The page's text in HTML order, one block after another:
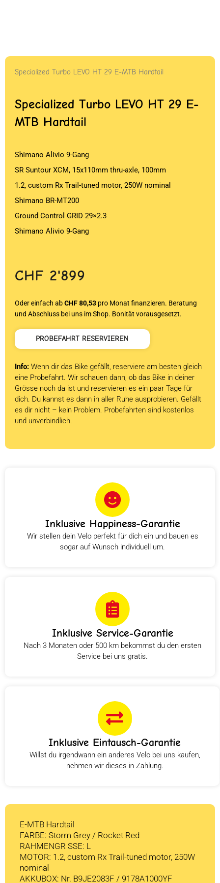
Specialized Turbo LEVO HT 29 E-MTB Hardtail
Specialized Turbo LEVO HT 29 E-
MTB Hardtail
Shimano Alivio 9-Gang
SR Suntour XCM, 15x110mm thru-axle, 100mm
1.2, custom Rx Trail-tuned motor, 250W nominal
Shimano BR-MT200
Ground Control GRID 29×2.3
Shimano Alivio 9-Gang
CHF 2'899
Oder einfach abCHF 80,53 pro Monat finanzieren. Beratung
und Abschluss bei uns im Shop. Bonität vorausgesetzt.
PROBEFAHRT RESERVIEREN
Info: Wenn dir das Bike gefällt, reserviere am besten gleich
eine Probefahrt. Wir schauen dann, ob das Bike in deiner
Grösse noch da ist und reservieren es ein paar Tage für
dich. Du kannst es dann in aller Ruhe ausprobieren. Gefällt
es dir nicht – kein Problem. Probefahrten sind kostenlos
und unverbindlich.
Inklusive Happiness-Garantie
Wir stellen dein Velo perfekt für dich ein und bauen es
sogar auf Wunsch individuell um.
Inklusive Service-Garantie
Nach 3 Monaten oder 500 km bekommst du den ersten
Service bei uns gratis.
Inklusive Eintausch-Garantie
Willst du irgendwann ein anderes Velo bei uns kaufen,
nehmen wir dieses in Zahlung.
E-MTB Hardtail
FARBE: Storm Grey / Rocket Red
RAHMENGR SSE: L
MOTOR: 1.2, custom Rx Trail-tuned motor, 250W
nominal
AKKUBOX: Nr. B9JE2083F / 9178A1000YF